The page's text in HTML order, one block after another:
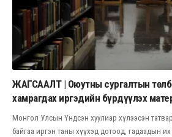
ЖАГСААЛТ | Оюутны сургалтын
хамрагдах иргэдийн бүрдүүлэх
Монгол Улсын Үндсэн хуулиар хүлээсэн татвар
байгаа иргэн таны хүүхэд дотоод, гадаадын